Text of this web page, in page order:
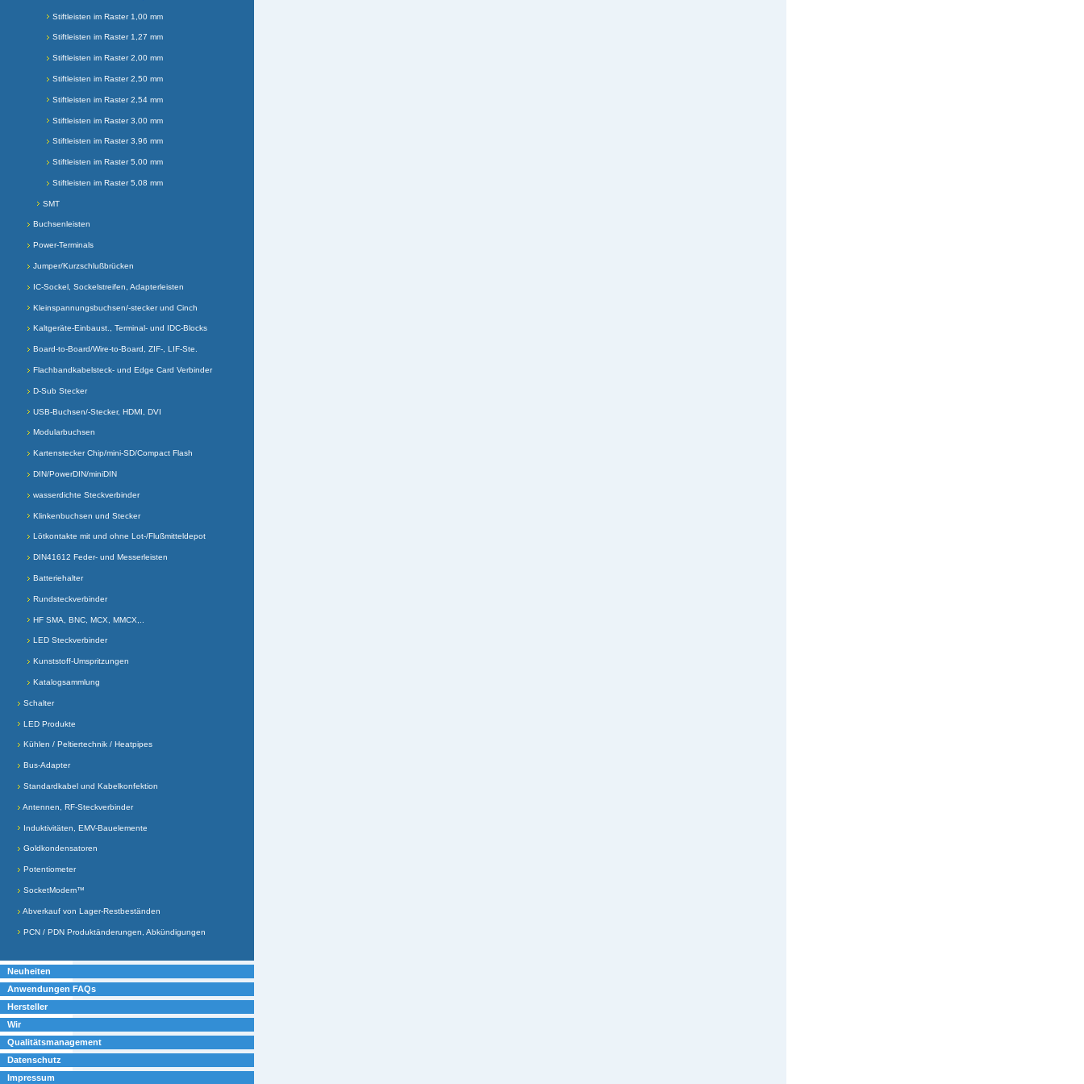
Stiftleisten im Raster 1,00 mm
Stiftleisten im Raster 1,27 mm
Stiftleisten im Raster 2,00 mm
Stiftleisten im Raster 2,50 mm
Stiftleisten im Raster 2,54 mm
Stiftleisten im Raster 3,00 mm
Stiftleisten im Raster 3,96 mm
Stiftleisten im Raster 5,00 mm
Stiftleisten im Raster 5,08 mm
SMT
Buchsenleisten
Power-Terminals
Jumper/Kurzschlußbrücken
IC-Sockel, Sockelstreifen, Adapterleisten
Kleinspannungsbuchsen/-stecker und Cinch
Kaltgeräte-Einbaust., Terminal- und IDC-Blocks
Board-to-Board/Wire-to-Board, ZIF-, LIF-Ste.
Flachbandkabelsteck- und Edge Card Verbinder
D-Sub Stecker
USB-Buchsen/-Stecker, HDMI, DVI
Modularbuchsen
Kartenstecker Chip/mini-SD/Compact Flash
DIN/PowerDIN/miniDIN
wasserdichte Steckverbinder
Klinkenbuchsen und Stecker
Lötkontakte mit und ohne Lot-/Flußmitteldepot
DIN41612 Feder- und Messerleisten
Batteriehalter
Rundsteckverbinder
HF SMA, BNC, MCX, MMCX,..
LED Steckverbinder
Kunststoff-Umspritzungen
Katalogsammlung
Schalter
LED Produkte
Kühlen / Peltiertechnik / Heatpipes
Bus-Adapter
Standardkabel und Kabelkonfektion
Antennen, RF-Steckverbinder
Induktivitäten, EMV-Bauelemente
Goldkondensatoren
Potentiometer
SocketModem™
Abverkauf von Lager-Restbeständen
PCN / PDN Produktänderungen, Abkündigungen
Neuheiten
Anwendungen FAQs
Hersteller
Wir
Qualitätsmanagement
Datenschutz
Impressum